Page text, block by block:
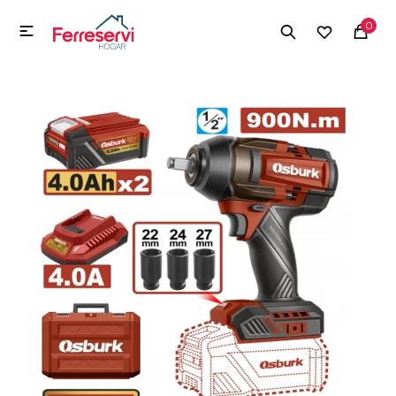
0

MI CUENTA
Herramientas y Construcción
Electrodomésticos
Tecnología
Deportes